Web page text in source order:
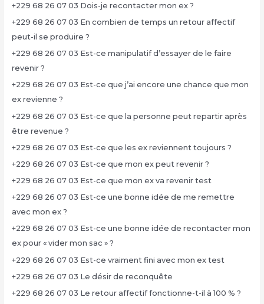
+229 68 26 07 03 Dois-je recontacter mon ex ?
+229 68 26 07 03 En combien de temps un retour affectif
peut-il se produire ?
+229 68 26 07 03 Est-ce manipulatif d’essayer de le faire
revenir ?
+229 68 26 07 03 Est-ce que j’ai encore une chance que mon
ex revienne ?
+229 68 26 07 03 Est-ce que la personne peut repartir après
être revenue ?
+229 68 26 07 03 Est-ce que les ex reviennent toujours ?
+229 68 26 07 03 Est-ce que mon ex peut revenir ?
+229 68 26 07 03 Est-ce que mon ex va revenir test
+229 68 26 07 03 Est-ce une bonne idée de me remettre
avec mon ex ?
+229 68 26 07 03 Est-ce une bonne idée de recontacter mon
ex pour « vider mon sac » ?
+229 68 26 07 03 Est-ce vraiment fini avec mon ex test
+229 68 26 07 03 Le désir de reconquête
+229 68 26 07 03 Le retour affectif fonctionne-t-il à 100 % ?